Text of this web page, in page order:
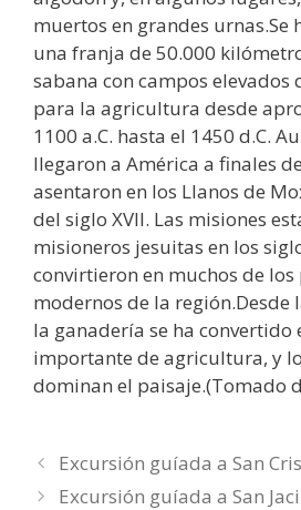
muertos en grandes urnas.Se
una franja de 50.000
sabana con campos elevados
para la agricultura desde
1100 a.C. hasta el 1450 d.C.
llegaron a América a finales
asentaron en los Llanos de
del siglo XVII. Las misiones
misioneros jesuitas en los
convirtieron en muchos de los
modernos de la región.Desde
la ganadería se ha convertido
importante de agricultura, y
dominan el paisaje.(Tomado
Excursión guíada a San
Excursión guíada a San